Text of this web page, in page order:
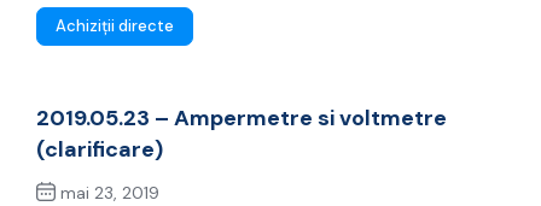
Achiziții directe
2019.05.23 – Ampermetre si voltmetre
(clarificare)
mai 23, 2019